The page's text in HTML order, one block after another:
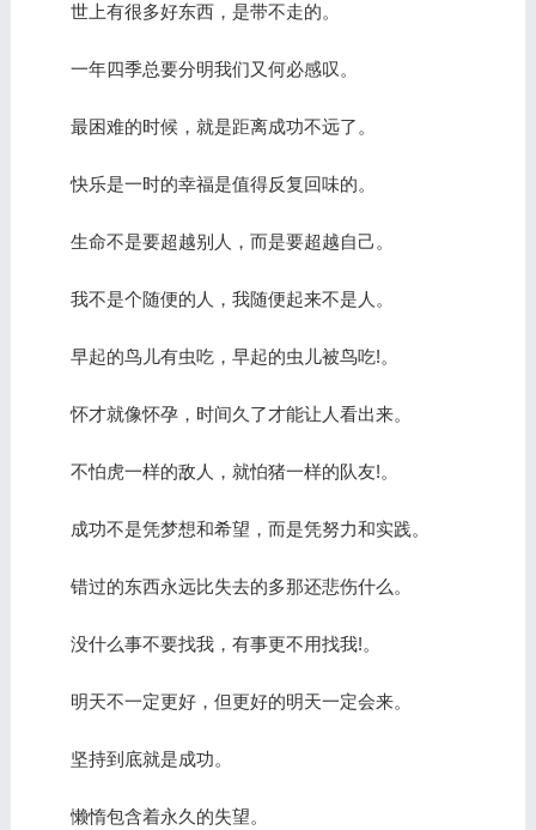
世上有很多好东西，是带不走的。
一年四季总要分明我们又何必感叹。
最困难的时候，就是距离成功不远了。
快乐是一时的幸福是值得反复回味的。
生命不是要超越别人，而是要超越自己。
我不是个随便的人，我随便起来不是人。
早起的鸟儿有虫吃，早起的虫儿被鸟吃!。
怀才就像怀孕，时间久了才能让人看出来。
不怕虎一样的敌人，就怕猪一样的队友!。
成功不是凭梦想和希望，而是凭努力和实践。
错过的东西永远比失去的多那还悲伤什么。
没什么事不要找我，有事更不用找我!。
明天不一定更好，但更好的明天一定会来。
坚持到底就是成功。
懒惰包含着永久的失望。